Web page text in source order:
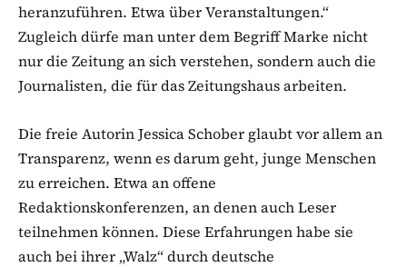
heranzuführen. Etwa über Veranstaltungen.“
Zugleich dürfe man unter dem Begriff Marke nicht
nur die Zeitung an sich verstehen, sondern auch die
Journalisten, die für das Zeitungshaus arbeiten.
Die freie Autorin Jessica Schober glaubt vor allem an
Transparenz, wenn es darum geht, junge Menschen
zu erreichen. Etwa an offene
Redaktionskonferenzen, an denen auch Leser
teilnehmen können. Diese Erfahrungen habe sie
auch bei ihrer „Walz“ durch deutsche